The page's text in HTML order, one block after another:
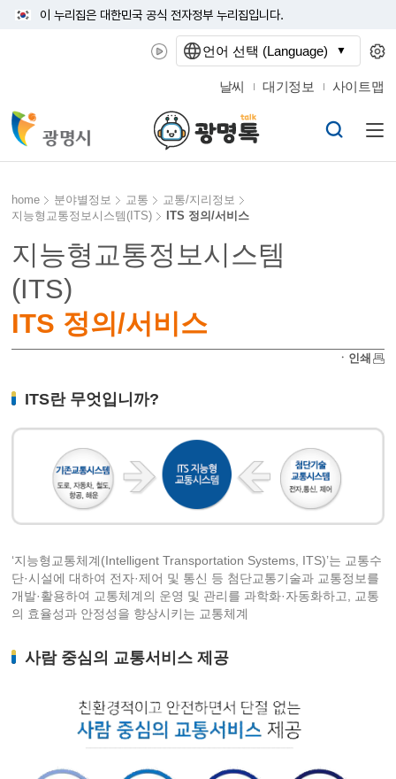
이 누리집은 대한민국 공식 전자정부 누리집입니다.
날씨 대기정보 사이트맵
home 분야별정보 교통
교통/지리정보
지능형교통정보시스템(ITS)
ITS 정의/서비스
지능형교통정보시스템
(ITS)
ITS 정의/서비스
ㆍ인쇄
ITS란 무엇입니까?
‘지능형교통체계(Intelligent Transportation Systems, ITS)’는 교통수
단·시설에 대하여 전자·제어 및 통신 등 첨단교통기술과 교통정보를
개발·활용하여 교통체계의 운영 및 관리를 과학화·자동화하고, 교통
의 효율성과 안정성을 향상시키는 교통체계
사람 중심의 교통서비스 제공
언어 선택 (Language)